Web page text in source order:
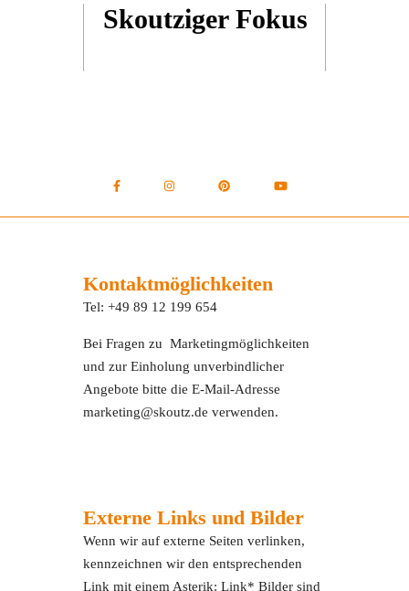
Skoutziger Fokus
Kontaktmöglichkeiten
Tel: +49 89 12 199 654
Bei Fragen zu Marketingmöglichkeiten
und zur Einholung unverbindlicher
Angebote bitte die E-Mail-Adresse
marketing@skoutz.de verwenden.
Externe Links und Bilder
Wenn wir auf externe Seiten verlinken,
kennzeichnen wir den entsprechenden
Link mit einem Asterik: Link* Bilder sind